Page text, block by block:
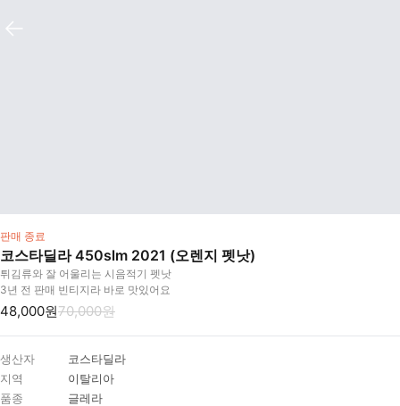
판매 종료
코스타딜라 450slm 2021 (오렌지 펫낫)
튀김류와 잘 어울리는 시음적기 펫낫
3년 전 판매 빈티지라 바로 맛있어요
48,000원70,000원
생산자
코스타딜라
지역
이탈리아
품종
글레라